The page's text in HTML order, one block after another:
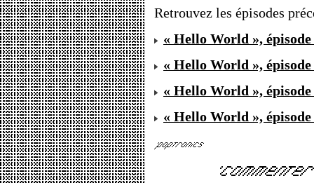
Retrouvez les épisodes
« Hello World », épisode
« Hello World », épisode
« Hello World », épisode
« Hello World », épisode